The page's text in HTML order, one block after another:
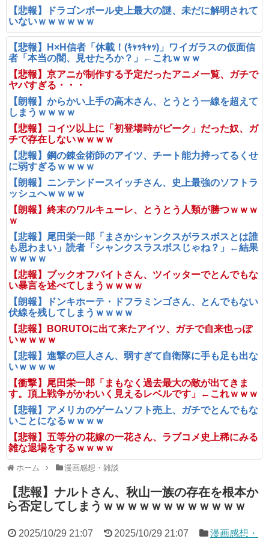
【悲報】ドラゴンボール史上最大の謎、未だに解明されて
いないｗｗｗｗｗｗ
【悲報】H×H信者「休載！(ｷｬｯｷｬｯ)」ワイガラスの仮面信
者「本当の闇、見せたろか？」←これｗｗｗ
【悲報】京アニが制作する予定だったアニメ一覧、ガチで
ヤバすぎる・・・
【朗報】からかい上手の高木さん、とうとう一線を超えて
しまうｗｗｗｗ
【悲報】コイツ以上に「初登場時がピーク」だった奴、ガ
チで存在しないｗｗｗｗ
【悲報】鋼の錬金術師のアイツ、チート能力持ってるくせ
に弱すぎるｗｗｗｗ
【朗報】ニンテンドースイッチさん、史上最強のソフトラ
ッシュへｗｗｗｗ
【朗報】終末のワルキューレ、とうとう人類が勝つｗｗｗ
ｗ
【悲報】尾田栄一郎「まさかシャンクスがラスボスとは誰
も思わまい」読者「シャンクスラスボスじゃね？」←結果
ｗｗｗｗ
【悲報】ブックオフバイトさん、ツイッターでとんでもな
い暴言を述べてしまうｗｗｗｗ
【朗報】ドンキホーテ・ドフラミンゴさん、とんでもない
伏線を残してしまうｗｗｗｗ
【悲報】BORUTOに出て来たアイツ、ガチで自来也っぽ
いｗｗｗｗ
【悲報】進撃の巨人さん、弱すぎて自衛隊に手も足も出な
いｗｗｗｗ
【衝撃】尾田栄一郎「まもなく過去最大の敵が出てきま
す。頂上戦争がかわいく見えるレベルです」←これｗｗｗ
【悲報】アメリカのゲームソフト売上、ガチでとんでもな
いことになるｗｗｗｗ
【悲報】五等分の花嫁の一花さん、ラブコメ史上稀にみる
雑な退場をするｗｗｗｗ
ホーム 漫画感想・雑談
【悲報】ナルトさん、秋山一族の存在を根本か
ら否定してしまうｗｗｗｗｗｗｗｗｗｗｗｗ
2025/10/29 21:07 2025/10/29 21:07
漫画感想・